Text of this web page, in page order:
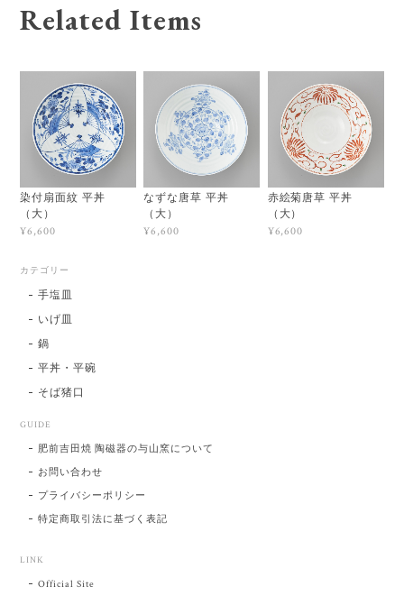
Related Items
染付扇面紋 平丼
（大）
¥6,600
なずな唐草 平丼
（大）
¥6,600
赤絵菊唐草 平丼
（大）
¥6,600
カテゴリー
手塩皿
いげ皿
鍋
平丼・平碗
そば猪口
GUIDE
肥前吉田焼 陶磁器の与山窯について
お問い合わせ
プライバシーポリシー
特定商取引法に基づく表記
LINK
Official Site